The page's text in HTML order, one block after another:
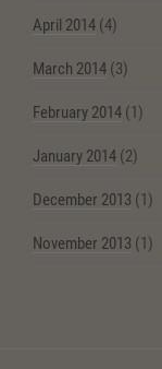
April 2014 (4)
March 2014 (3)
February 2014 (1)
January 2014 (2)
December 2013 (1)
November 2013 (1)